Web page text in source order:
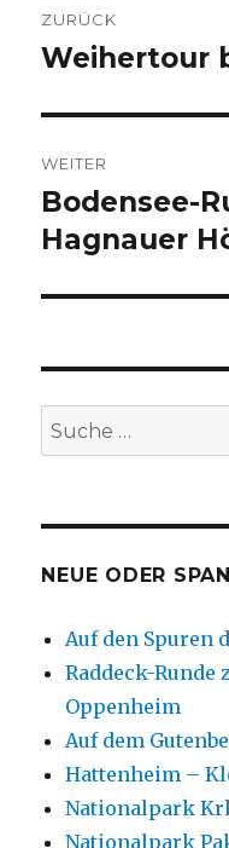
ZURÜCK
Vorheriger
Weihertour
WEITER
Nächster
Beitrag:
Bodensee-
Hagnauer
Suche
nach:
NEUE ODER
Auf den Spuren
Raddeck-
Oppenheim
Auf dem
Hattenheim –
Nationalpark
Nationalpark